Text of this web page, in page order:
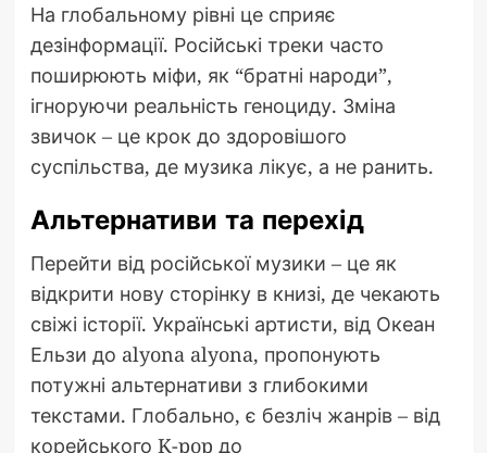
На глобальному рівні це сприяє
дезінформації. Російські треки часто
поширюють міфи, як “братні народи”,
ігноруючи реальність геноциду. Зміна
звичок – це крок до здоровішого
суспільства, де музика лікує, а не ранить.
Альтернативи та перехід
Перейти від російської музики – це як
відкрити нову сторінку в книзі, де чекають
свіжі історії. Українські артисти, від Океан
Ельзи до alyona alyona, пропонують
потужні альтернативи з глибокими
текстами. Глобально, є безліч жанрів – від
корейського K-pop до